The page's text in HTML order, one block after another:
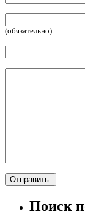
(обязательно)
Поиск